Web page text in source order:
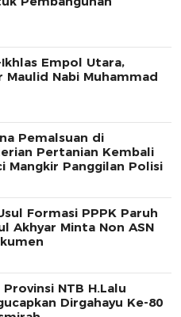
Empol Utara,
Maulid Nabi Muhammad
Pemalsuan di
Pertanian Kembali
Mangkir Panggilan Polisi
Formasi PPPK Paruh
Akhyar Minta Non ASN
NTB H.Lalu
Dirgahayu Ke-80